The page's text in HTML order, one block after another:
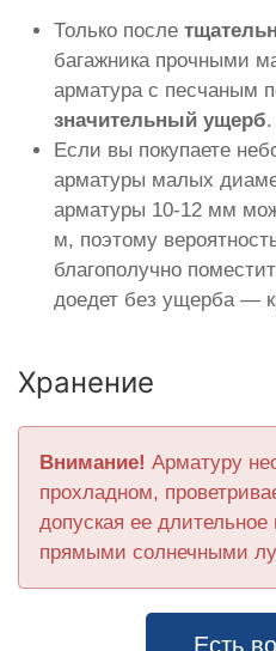
Только после
багажника прочными
арматура с песчаным
значительный ущерб.
Если вы покупаете
арматуры малых
арматуры 10-12 мм
м, поэтому
благополучно
доедет без ущерба —
Хранение
Внимание! Арматуру
прохладном,
допуская ее
прямыми солнечными
Есть